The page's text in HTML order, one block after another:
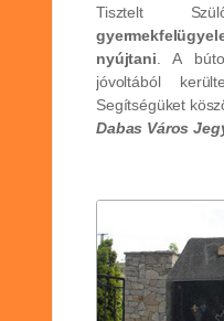
Tisztelt
nyújtani . A
jóvoltából
Segítségüket
Dabas Város